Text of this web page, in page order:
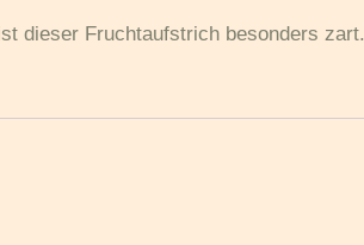
dieser Fruchtaufstrich besonders zart.